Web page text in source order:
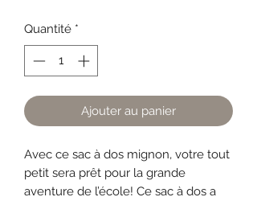
Quantité *
Ajouter au panier
Avec ce sac à dos mignon, votre tout
petit sera prêt pour la grande
aventure de l’école! Ce sac à dos a